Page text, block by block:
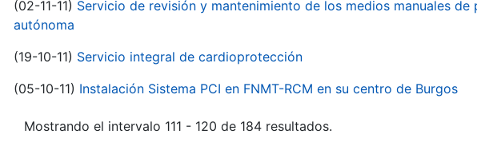
(02-11-11) Servicio de revisión y mantenimiento de los medios manuales
autónoma
(19-10-11) Servicio integral de cardioprotección
(05-10-11) Instalación Sistema PCI en FNMT-RCM en su centro de Burgos
Mostrando el intervalo 111 - 120 de 184 resultados.